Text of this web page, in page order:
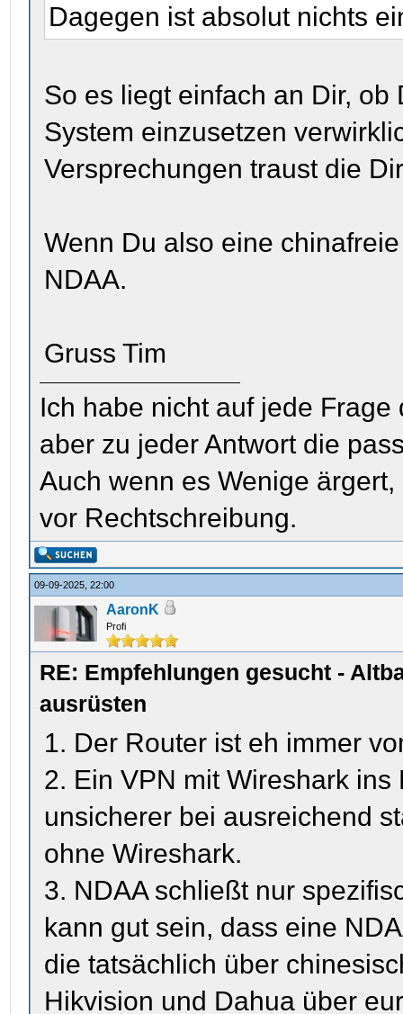
Dagegen ist absolut nichts
So es liegt einfach an Dir,
System einzusetzen
Versprechungen traust die
Wenn Du also eine
NDAA.
Gruss Tim
Ich habe nicht auf jede
aber zu jeder Antwort die
Auch wenn es Wenige
vor Rechtschreibung.
09-09-2025, 22:00
AaronK
Profi
RE: Empfehlungen gesucht -
ausrüsten
1. Der Router ist eh immer
2. Ein VPN mit Wireshark
unsicherer bei ausreichend
ohne Wireshark.
3. NDAA schließt nur
kann gut sein, dass eine
die tatsächlich über
Hikvision und Dahua über